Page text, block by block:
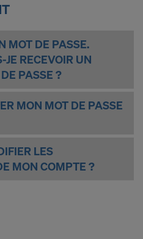
MOT DE PASSE.
RECEVOIR UN
PASSE ?
MON MOT DE PASSE
LES
MON COMPTE ?
Inc.